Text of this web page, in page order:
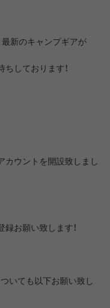
最新のキャンプギアが
しております！
カウントを開設致しまし
お願い致します！
いても以下お願い致し